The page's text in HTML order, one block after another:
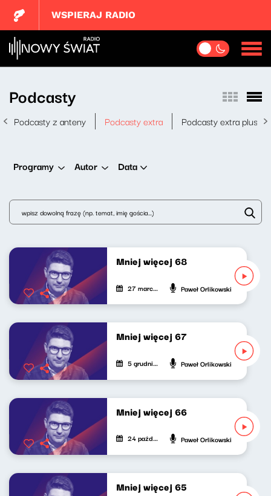
WSPIERAJ RADIO
Podcasty
Podcasty z anteny Podcasty extra Podcasty extra plus
Programy Autor Data
Mniej więcej 68
27 marca 2026 Paweł Orlikowski
Mniej więcej 67
5 grudnia 2025 Paweł Orlikowski
Mniej więcej 66
24 października 2025 Paweł Orlikowski
Mniej więcej 65